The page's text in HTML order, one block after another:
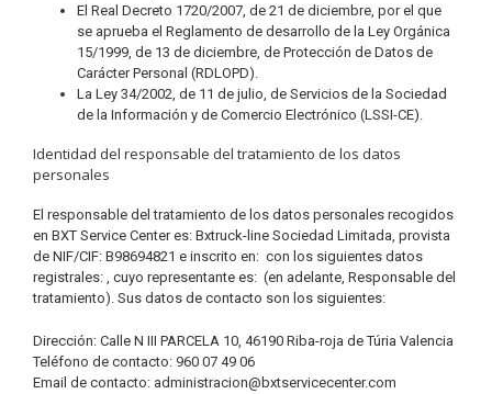
El Real Decreto 1720/2007, de 21 de diciembre, por el que
se aprueba el Reglamento de desarrollo de la Ley Orgánica
15/1999, de 13 de diciembre, de Protección de Datos de
Carácter Personal (RDLOPD).
La Ley 34/2002, de 11 de julio, de Servicios de la Sociedad
de la Información y de Comercio Electrónico (LSSI-CE).
Identidad del responsable del tratamiento de los datos
personales
El responsable del tratamiento de los datos personales recogidos
en BXT Service Center es: Bxtruck-line Sociedad Limitada, provista
de NIF/CIF: B98694821 e inscrito en: con los siguientes datos
registrales: , cuyo representante es: (en adelante, Responsable del
tratamiento). Sus datos de contacto son los siguientes:
Dirección: Calle N III PARCELA 10, 46190 Riba-roja de Túria Valencia
Teléfono de contacto: 960 07 49 06
Email de contacto: administracion@bxtservicecenter.com